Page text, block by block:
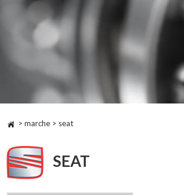
> marche > seat
SEAT